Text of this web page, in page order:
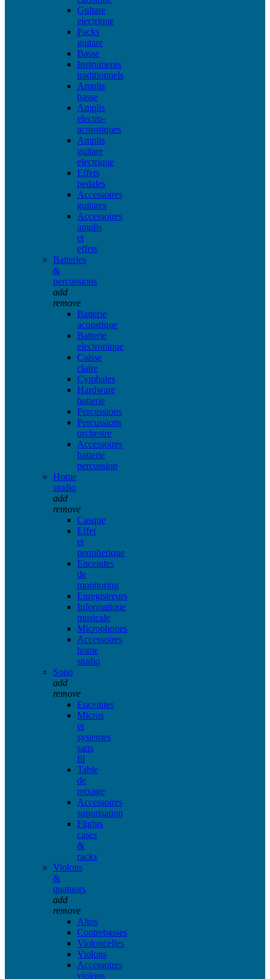
Guitare
electrique
Packs
guitare
Basse
Instruments
traditionnels
Amplis
basse
Amplis
electro-
acoustiques
Amplis
guitare
electrique
Effets
pedales
Accessoires
guitares
Accessoires
amplis
et
effets
Batteries
&
percussions
add
remove
Batterie
acoustique
Batterie
electronique
Caisse
claire
Cymbales
Hardware
batterie
Percussions
Percussions
orchestre
Accessoires
batterie
percussion
Home
studio
add
remove
Casque
Effet
et
peripherique
Enceintes
de
monitoring
Enregistreurs
Informatique
musicale
Microphones
Accessoires
home
studio
Sono
add
remove
Enceintes
Micros
et
systemes
sans
fil
Table
de
mixage
Accessoires
sonorisation
Flights
cases
&
racks
Violons
&
quatuors
add
remove
Altos
Contrebasses
Violoncelles
Violons
Accessoires
violons